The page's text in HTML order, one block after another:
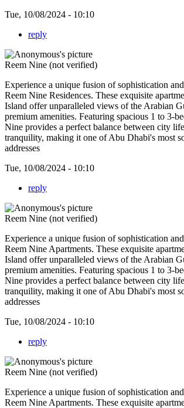
Tue, 10/08/2024 - 10:10
reply
Reem Nine (not verified)
Experience a unique fusion of sophistication
Reem Nine Residences. These exquisite
Island offer unparalleled views of the Arabian
premium amenities. Featuring spacious 1 to 3-
Nine provides a perfect balance between city
tranquility, making it one of Abu Dhabi's most
addresses
Tue, 10/08/2024 - 10:10
reply
Reem Nine (not verified)
Experience a unique fusion of sophistication
Reem Nine Apartments. These exquisite
Island offer unparalleled views of the Arabian
premium amenities. Featuring spacious 1 to 3-
Nine provides a perfect balance between city
tranquility, making it one of Abu Dhabi's most
addresses
Tue, 10/08/2024 - 10:10
reply
Reem Nine (not verified)
Experience a unique fusion of sophistication
Reem Nine Apartments. These exquisite